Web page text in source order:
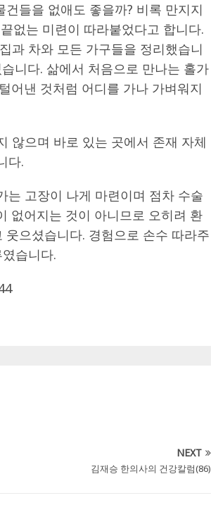
들을 없애도 좋을까? 비록 만지지
없는 미련이 따라붙었다고 합니다.
과 차와 모든 가구들을 정리했습니
니다. 삶에서 처음으로 만나는 홀가
어낸 것처럼 어디를 가나 가벼워지
않으며 바로 있는 곳에서 존재 자체
다.
는 고장이 나게 마련이며 점차 수술
없어지는 것이 아니므로 오히려 환
으셨습니다. 경험으로 손수 따라주
습니다.
NEXT
김재승 한의사의 건강칼럼(86)